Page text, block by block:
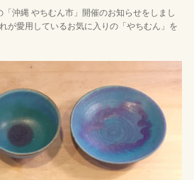
「沖縄 やちむん市」開催のお知らせをしまし
が愛用しているお気に入りの「やちむん」を